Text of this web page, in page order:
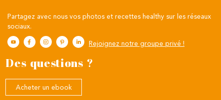
Partagez avec nous vos photos et recettes healthy sur les réseaux
sociaux.
Rejoignez notre groupe privé !
Des questions ?
Acheter un ebook